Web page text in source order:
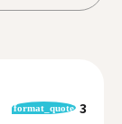
format_quote 3